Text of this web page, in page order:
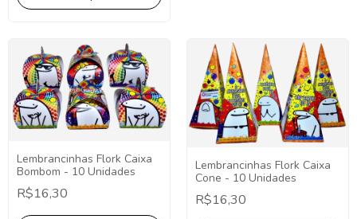
Lembrancinhas Flork Caixa
Bombom - 10 Unidades
R$16,30
Lembrancinhas Flork Caixa
Cone - 10 Unidades
R$16,30